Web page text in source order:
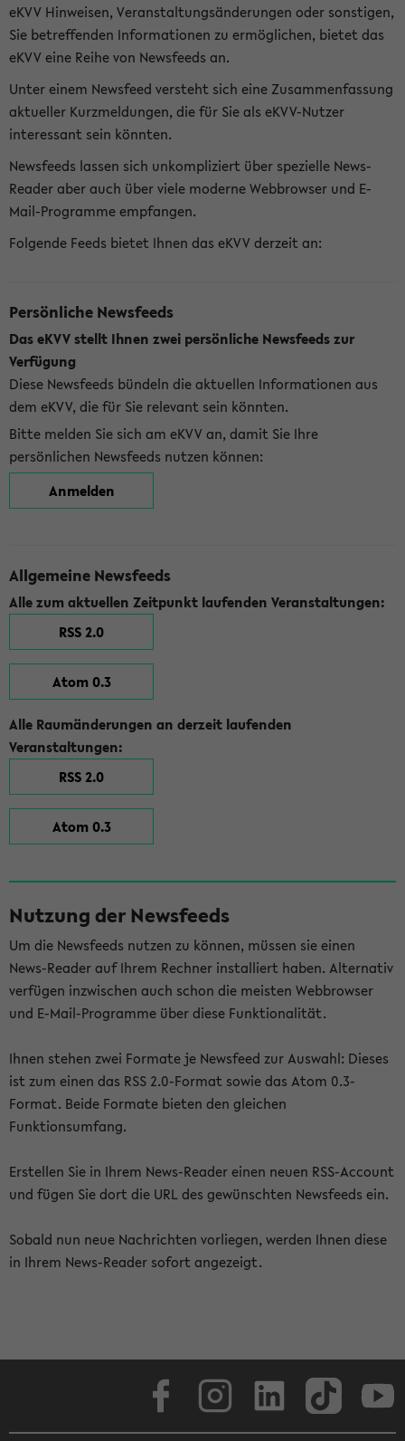
eKVV Hinweisen, Veranstaltungsänderungen oder sonstigen,
Sie betreffenden Informationen zu ermöglichen, bietet das
eKVV eine Reihe von Newsfeeds an.
Unter einem Newsfeed versteht sich eine Zusammenfassung
aktueller Kurzmeldungen, die für Sie als eKVV-Nutzer
interessant sein könnten.
Newsfeeds lassen sich unkompliziert über spezielle News-
Reader aber auch über viele moderne Webbrowser und E-
Mail-Programme empfangen.
Folgende Feeds bietet Ihnen das eKVV derzeit an:
Persönliche Newsfeeds
Das eKVV stellt Ihnen zwei persönliche Newsfeeds zur
Verfügung
Diese Newsfeeds bündeln die aktuellen Informationen aus
dem eKVV, die für Sie relevant sein könnten.
Bitte melden Sie sich am eKVV an, damit Sie Ihre
persönlichen Newsfeeds nutzen können:
Anmelden
Allgemeine Newsfeeds
Alle zum aktuellen Zeitpunkt laufenden Veranstaltungen:
RSS 2.0
Atom 0.3
Alle Raumänderungen an derzeit laufenden
Veranstaltungen:
RSS 2.0
Atom 0.3
Nutzung der Newsfeeds
Um die Newsfeeds nutzen zu können, müssen sie einen
News-Reader auf Ihrem Rechner installiert haben. Alternativ
verfügen inzwischen auch schon die meisten Webbrowser
und E-Mail-Programme über diese Funktionalität.
Ihnen stehen zwei Formate je Newsfeed zur Auswahl: Dieses
ist zum einen das RSS 2.0-Format sowie das Atom 0.3-
Format. Beide Formate bieten den gleichen
Funktionsumfang.
Erstellen Sie in Ihrem News-Reader einen neuen RSS-Account
und fügen Sie dort die URL des gewünschten Newsfeeds ein.
Sobald nun neue Nachrichten vorliegen, werden Ihnen diese
in Ihrem News-Reader sofort angezeigt.